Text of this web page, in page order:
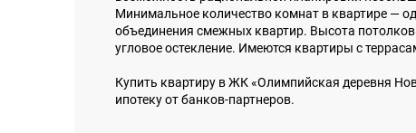
Минимальное количество комнат в квартире —
объединения смежных квартир. Высота
угловое остекление. Имеются квартиры с
Купить квартиру в ЖК «Олимпийская деревня
ипотеку от банков-партнеров.